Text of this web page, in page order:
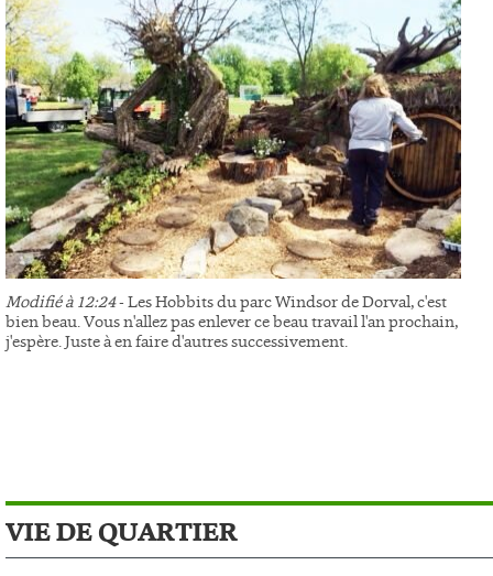
Modifié à 12:24- Les Hobbits du parc Windsor de Dorval, c'est
bien beau. Vous n'allez pas enlever ce beau travail l'an prochain,
j'espère. Juste à en faire d'autres successivement.
VIE DE QUARTIER